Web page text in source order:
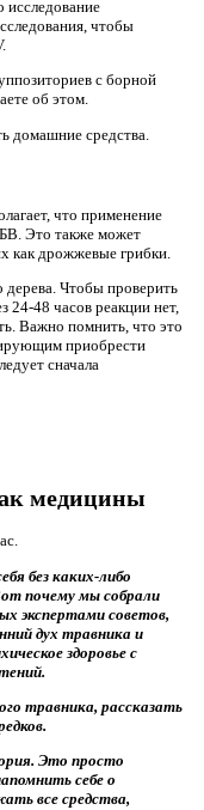
исследование
чтобы
с борной
об этом.
домашние средства.
что применение
Это также может
как дрожжевые грибки.
дерева. Чтобы проверить
24-48 часов реакции нет,
Важно помнить, что это
приобрести
сначала
медицины
без каких-либо
почему мы собрали
экспертами советов,
дух травника и
здоровье с
травника, рассказать
Это просто
себе о
все средства,